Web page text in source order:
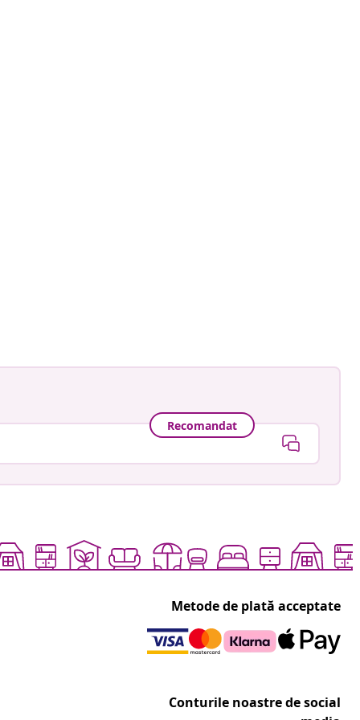
Recomandat
Metode de plată acceptate
Conturile noastre de social